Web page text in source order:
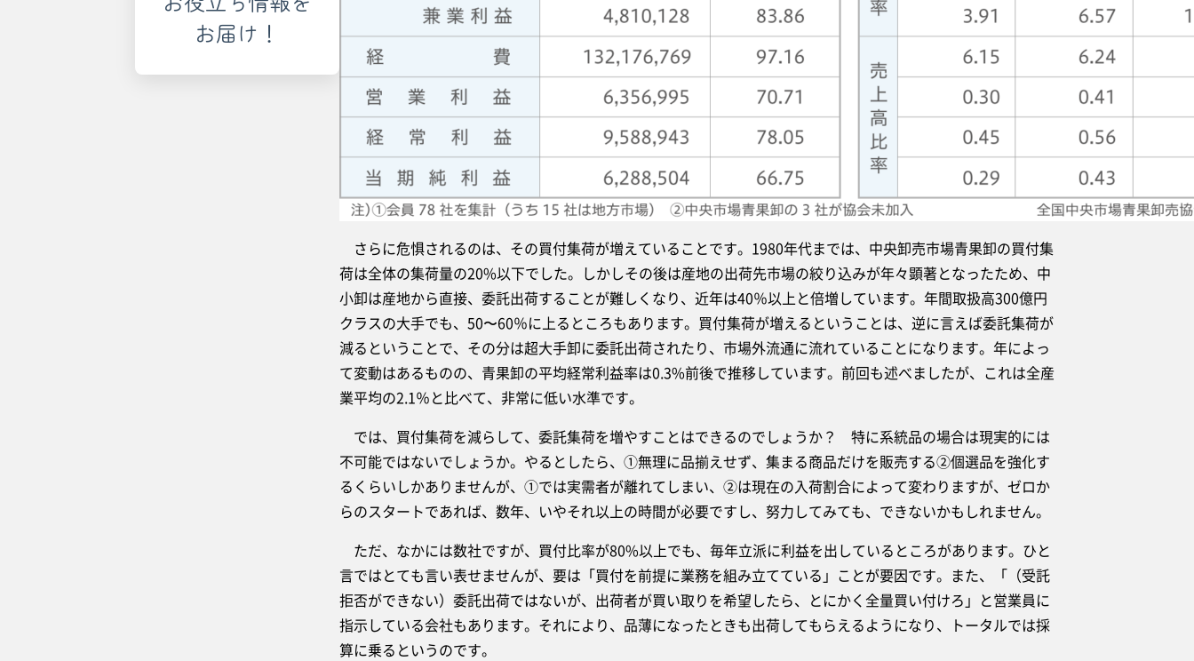
お届け！
さらに危惧されるのは、その買付集荷が増えていることです。1980年代までは、中央卸売市場青果卸の買付集
荷は全体の集荷量の20%以下でした。しかしその後は産地の出荷先市場の絞り込みが年々顕著となったため、中
小卸は産地から直接、委託出荷することが難しくなり、近年は40％以上と倍増しています。年間取扱高300億円
クラスの大手でも、50〜60％に上るところもあります。買付集荷が増えるということは、逆に言えば委託集荷が
減るということで、その分は超大手卸に委託出荷されたり、市場外流通に流れていることになります。年によっ
て変動はあるものの、青果卸の平均経常利益率は0.3%前後で推移しています。前回も述べましたが、これは全産
業平均の2.1％と比べて、非常に低い水準です。
では、買付集荷を減らして、委託集荷を増やすことはできるのでしょうか？ 特に系統品の場合は現実的には
不可能ではないでしょうか。やるとしたら、①無理に品揃えせず、集まる商品だけを販売する②個選品を強化す
るくらいしかありませんが、①では実需者が離れてしまい、②は現在の入荷割合によって変わりますが、ゼロか
らのスタートであれば、数年、いやそれ以上の時間が必要ですし、努力してみても、できないかもしれません。
ただ、なかには数社ですが、買付比率が80%以上でも、毎年立派に利益を出しているところがあります。ひと
言ではとても言い表せませんが、要は「買付を前提に業務を組み立てている」ことが要因です。また、「（受託
拒否ができない）委託出荷ではないが、出荷者が買い取りを希望したら、とにかく全量買い付けろ」と営業員に
指示している会社もあります。それにより、品薄になったときも出荷してもらえるようになり、トータルでは採
算に乗るというのです。